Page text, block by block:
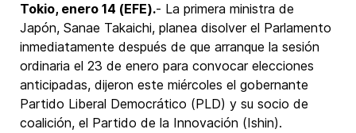
Tokio, enero 14 (EFE).- La primera ministra de
Japón, Sanae Takaichi, planea disolver el Parlamento
inmediatamente después de que arranque la sesión
ordinaria el 23 de enero para convocar elecciones
anticipadas, dijeron este miércoles el gobernante
Partido Liberal Democrático (PLD) y su socio de
coalición, el Partido de la Innovación (Ishin).